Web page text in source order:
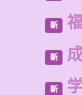
新
新
新